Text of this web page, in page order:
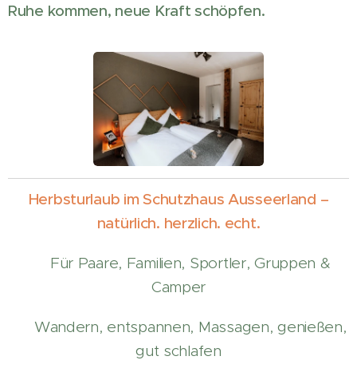
Ruhe kommen, neue Kraft schöpfen.
Herbsturlaub im Schutzhaus Ausseerland –
natürlich. herzlich. echt.
✔ Für Paare, Familien, Sportler, Gruppen &
Camper
✔ Wandern, entspannen, Massagen, genießen,
gut schlafen